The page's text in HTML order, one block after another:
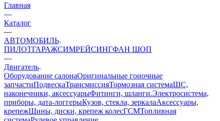
Главная
—
Каталог
—
АВТОМОБИЛЬ
ПИЛОТГАРАЖСИМРЕЙСИНГФАН ШОП
—
Двигатель
Оборудование салонаОригинальные гоночные
запчастиПодвескаТрансмиссияТормозная системаШС,
наконечники, аксессуарыФитинги, шланги.Электросистема,
приборы, дата-логгерыКузов, стекла, зеркалаАксессуары,
крепежШины, диски, крепеж колесГСМТопливная